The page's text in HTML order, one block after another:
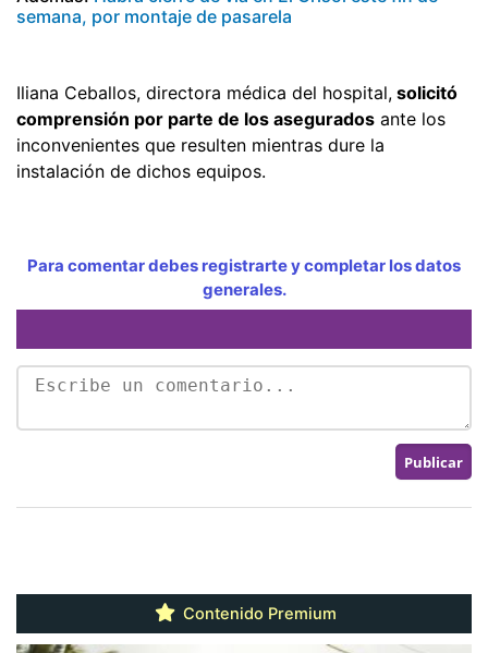
semana, por montaje de pasarela
Iliana Ceballos, directora médica del hospital, solicitó
comprensión por parte de los asegurados ante los
inconvenientes que resulten mientras dure la
instalación de dichos equipos.
Para comentar debes registrarte y completar los datos
generales.
Contenido Premium